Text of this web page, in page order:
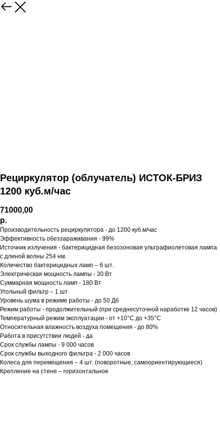
Рециркулятор (облучатель) ИСТОК-БРИЗ
1200 куб.м/час
71000,00
р.
Производительность рециркулятора - до 1200 куб.м/час
Эффективность обеззараживания - 99%
Источник излучения - бактерицидная безозоновая ультрафиолетовая лампа
с длиной волны 254 нм.
Количество бактерицидных ламп – 6 шт.
Электрическая мощность лампы - 30 Вт
Суммарная мощность ламп - 180 Вт
Угольный фильтр – 1 шт
Уровень шума в режиме работы - до 50 Дб
Режим работы - продолжительный (при среднесуточной наработке 12 часов)
Температурный режим эксплуатации - от +10°С до +35°С
Относительная влажность воздуха помещения - до 80%
Работа в присутствии людей - да
Срок службы лампы - 9 000 часов
Срок службы выходного фильтра - 2 000 часов
Колеса для перемещения – 4 шт. (поворотные, самоориентирующиеся)
Крепление на стене – горизонтальное